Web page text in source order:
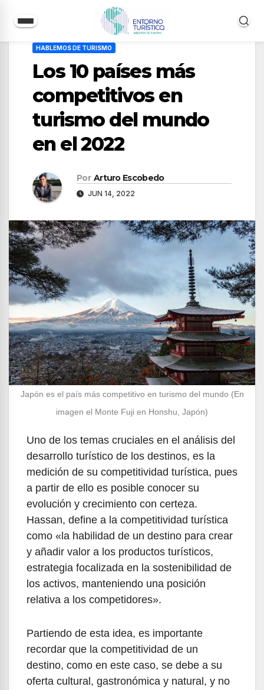
HABLEMOS DE TURISMO
Los 10 países más
competitivos en
turismo del mundo
en el 2022
Por Arturo Escobedo
JUN 14, 2022
Japón es el país más competitivo en turismo del mundo (En
imagen el Monte Fuji en Honshu, Japón)
Uno de los temas cruciales en el análisis del
desarrollo turístico de los destinos, es la
medición de su competitividad turística, pues
a partir de ello es posible conocer su
evolución y crecimiento con certeza.
Hassan, define a la competitividad turística
como «la habilidad de un destino para crear
y añadir valor a los productos turísticos,
estrategia focalizada en la sostenibilidad de
los activos, manteniendo una posición
relativa a los competidores».
Partiendo de esta idea, es importante
recordar que la competitividad de un
destino, como en este caso, se debe a su
oferta cultural, gastronómica y natural, y no